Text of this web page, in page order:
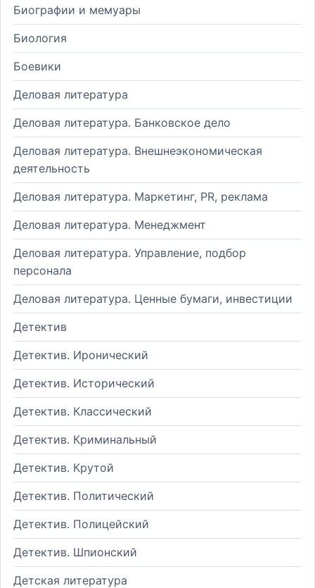
Биографии и мемуары
Биология
Боевики
Деловая литература
Деловая литература. Банковское дело
Деловая литература. Внешнеэкономическая
деятельность
Деловая литература. Маркетинг, PR, реклама
Деловая литература. Менеджмент
Деловая литература. Управление, подбор
персонала
Деловая литература. Ценные бумаги, инвестиции
Детектив
Детектив. Иронический
Детектив. Исторический
Детектив. Классический
Детектив. Криминальный
Детектив. Крутой
Детектив. Политический
Детектив. Полицейский
Детектив. Шпионский
Детская литература